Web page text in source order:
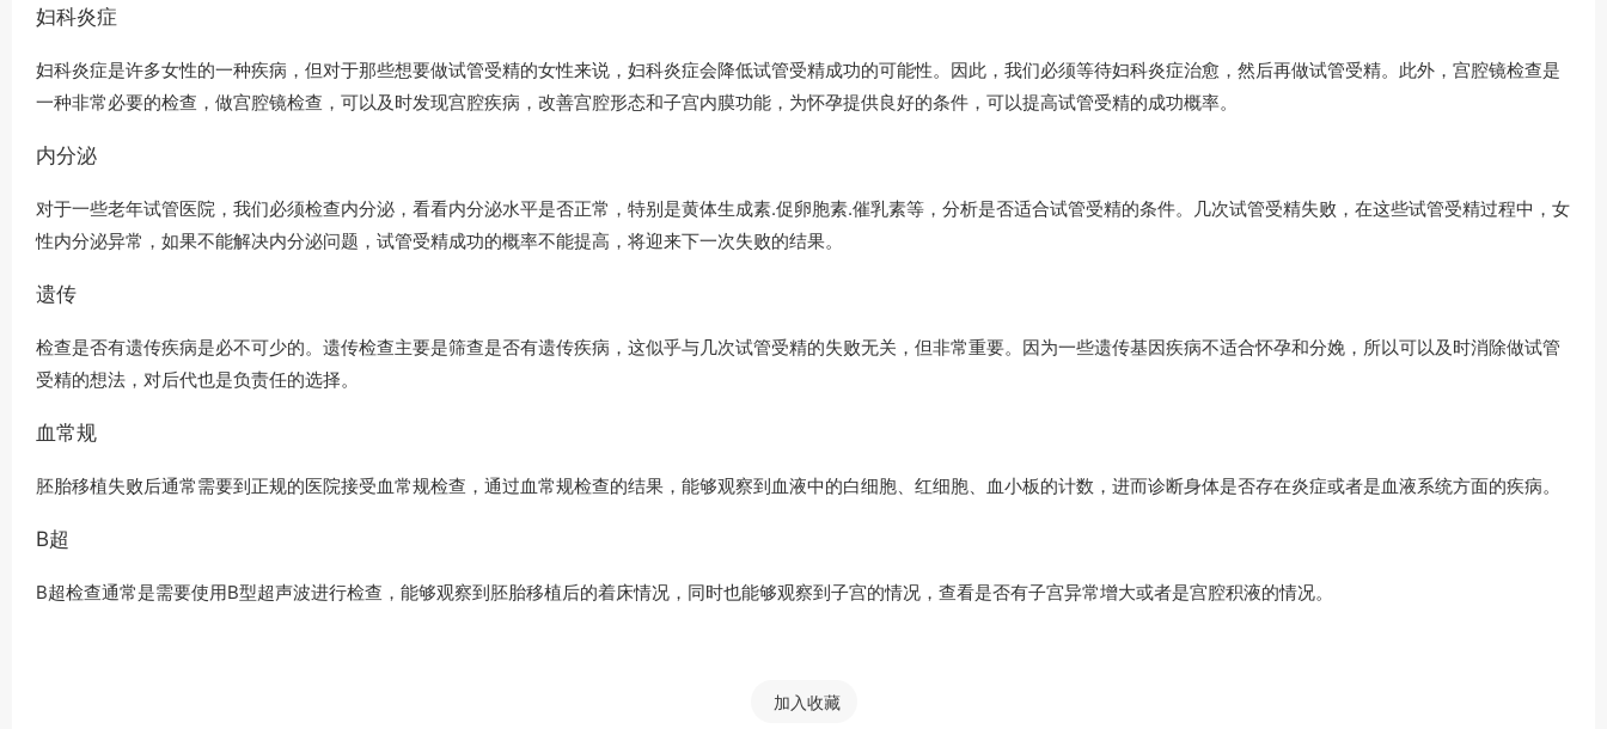
妇科炎症
妇科炎症是许多女性的一种疾病，但对于那些想要做试管受精的女性来说，妇科炎症会降低试管受精成功的可能性。因此，我们必须等待妇科炎症治愈，然后再做试管受精。此外，宫腔镜检查是
一种非常必要的检查，做宫腔镜检查，可以及时发现宫腔疾病，改善宫腔形态和子宫内膜功能，为怀孕提供良好的条件，可以提高试管受精的成功概率。
内分泌
对于一些老年试管医院，我们必须检查内分泌，看看内分泌水平是否正常，特别是黄体生成素.促卵胞素.催乳素等，分析是否适合试管受精的条件。几次试管受精失败，在这些试管受精过程中，女
性内分泌异常，如果不能解决内分泌问题，试管受精成功的概率不能提高，将迎来下一次失败的结果。
遗传
检查是否有遗传疾病是必不可少的。遗传检查主要是筛查是否有遗传疾病，这似乎与几次试管受精的失败无关，但非常重要。因为一些遗传基因疾病不适合怀孕和分娩，所以可以及时消除做试管
受精的想法，对后代也是负责任的选择。
血常规
胚胎移植失败后通常需要到正规的医院接受血常规检查，通过血常规检查的结果，能够观察到血液中的白细胞、红细胞、血小板的计数，进而诊断身体是否存在炎症或者是血液系统方面的疾病。
B超
B超检查通常是需要使用B型超声波进行检查，能够观察到胚胎移植后的着床情况，同时也能够观察到子宫的情况，查看是否有子宫异常增大或者是宫腔积液的情况。
加入收藏